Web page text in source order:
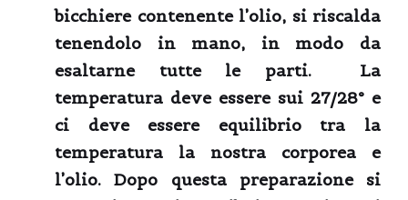
bicchiere contenente l’olio, si riscalda
tenendolo in mano, in modo da
esaltarne tutte le parti. La
temperatura deve essere sui 27/28° e
ci deve essere equilibrio tra la
temperatura la nostra corporea e
l’olio. Dopo questa preparazione si